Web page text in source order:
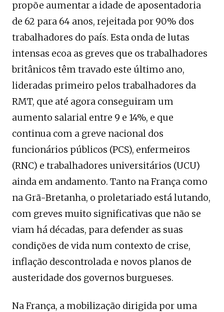
propõe aumentar a idade de aposentadoria
de 62 para 64 anos, rejeitada por 90% dos
trabalhadores do país. Esta onda de lutas
intensas ecoa as greves que os trabalhadores
britânicos têm travado este último ano,
lideradas primeiro pelos trabalhadores da
RMT, que até agora conseguiram um
aumento salarial entre 9 e 14%, e que
continua com a greve nacional dos
funcionários públicos (PCS), enfermeiros
(RNC) e trabalhadores universitários (UCU)
ainda em andamento. Tanto na França como
na Grã-Bretanha, o proletariado está lutando,
com greves muito significativas que não se
viam há décadas, para defender as suas
condições de vida num contexto de crise,
inflação descontrolada e novos planos de
austeridade dos governos burgueses.
Na França, a mobilização dirigida por uma